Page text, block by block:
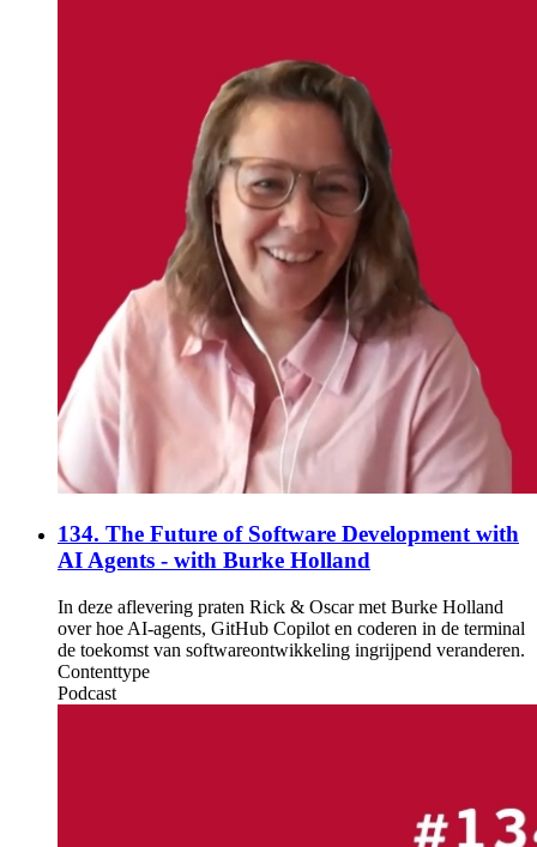
134. The Future of Software Development with
AI Agents - with Burke Holland
In deze aflevering praten Rick & Oscar met Burke Holland
over hoe AI-agents, GitHub Copilot en coderen in de terminal
de toekomst van softwareontwikkeling ingrijpend veranderen.
Contenttype
Podcast